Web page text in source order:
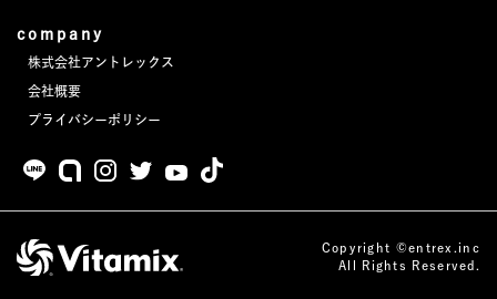
company
株式会社アントレックス
会社概要
プライバシーポリシー
Copyright ©entrex.inc
All Rights Reserved.